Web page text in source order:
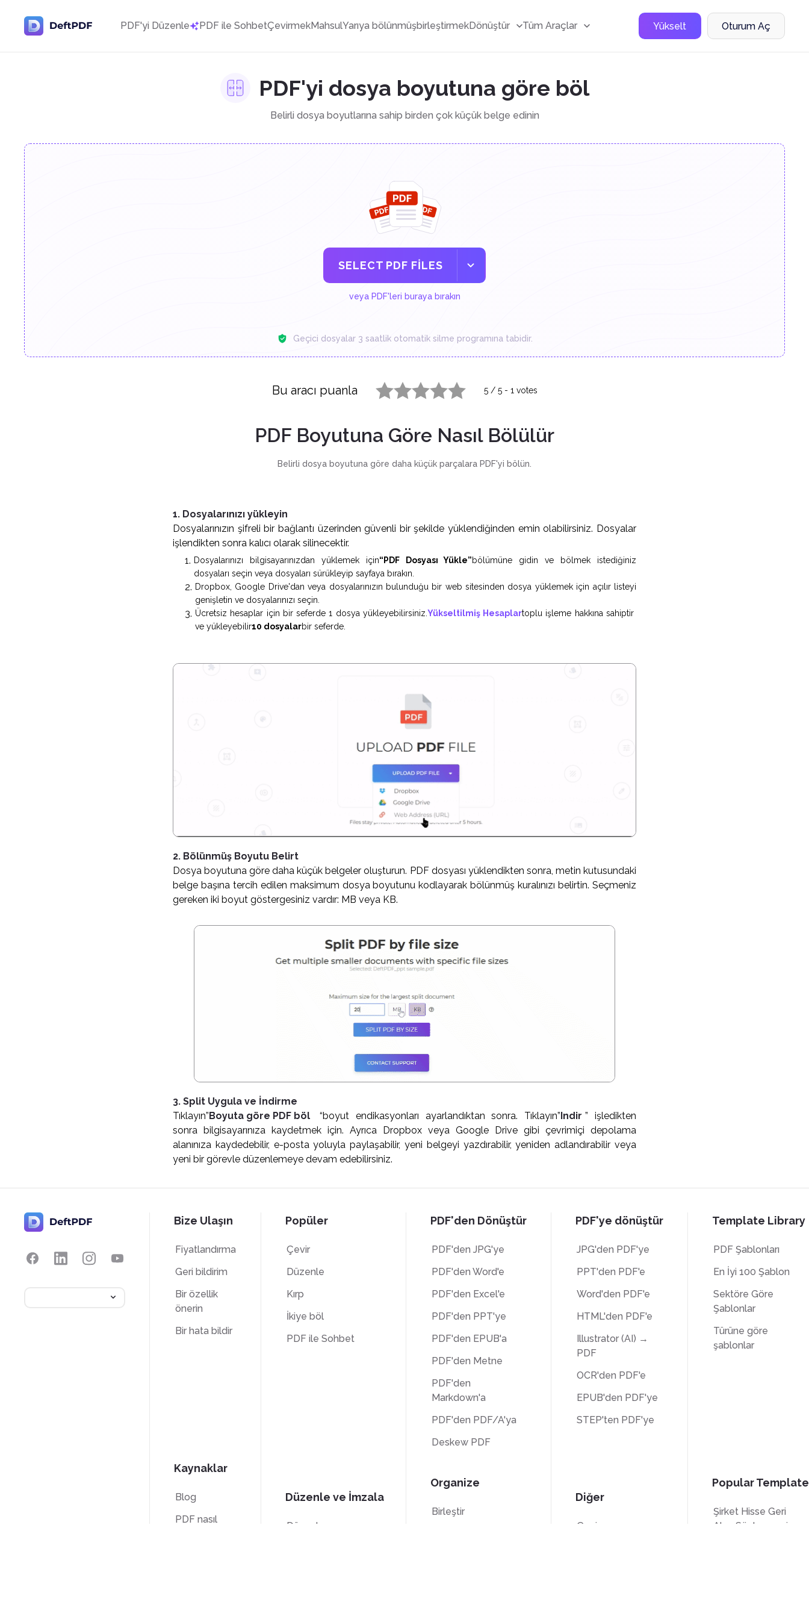
PDF'yi Düzenle PDF ile SohbetÇevirmekMahsulYarıya bölünmüşbirleştirmekDönüştür Tüm Araçlar Yükselt Oturum Aç
PDF'yi dosya boyutuna göre böl
Belirli dosya boyutlarına sahip birden çok küçük belge edinin
SELECT PDF FILES
veya PDF'leri buraya bırakın
Geçici dosyalar 3 saatlik otomatik silme programına tabidir.
Bu aracı puanla 5/ 5- 1 votes
PDF Boyutuna Göre Nasıl Bölülür
Belirli dosya boyutuna göre daha küçük parçalara PDF'yi bölün.
1. Dosyalarınızı yükleyin
Dosyalarınızın şifreli bir bağlantı üzerinden güvenli bir şekilde yüklendiğinden emin olabilirsiniz. Dosyalar
işlendikten sonra kalıcı olarak silinecektir.
Dosyalarınızı bilgisayarınızdan yüklemek için“PDF Dosyası Yükle”bölümüne gidin ve bölmek istediğiniz
dosyaları seçin veya dosyaları sürükleyip sayfaya bırakın.
Dropbox, Google Drive'dan veya dosyalarınızın bulunduğu bir web sitesinden dosya yüklemek için açılır listeyi
genişletin ve dosyalarınızı seçin.
Ücretsiz hesaplar için bir seferde 1 dosya yükleyebilirsiniz. Yükseltilmiş Hesaplartoplu işleme hakkına sahiptir
ve yükleyebilir10 dosyalarbir seferde.
2. Bölünmüş Boyutu Belirt
Dosya boyutuna göre daha küçük belgeler oluşturun. PDF dosyası yüklendikten sonra, metin kutusundaki
belge başına tercih edilen maksimum dosya boyutunu kodlayarak bölünmüş kuralınızı belirtin. Seçmeniz
gereken iki boyut göstergesiniz vardır: MB veya KB.
3. Split Uygula ve İndirme
Tıklayın”Boyuta göre PDF böl “boyut endikasyonları ayarlandıktan sonra. Tıklayın”Indir ” işledikten
sonra bilgisayarınıza kaydetmek için. Ayrıca Dropbox veya Google Drive gibi çevrimiçi depolama
alanınıza kaydedebilir, e-posta yoluyla paylaşabilir, yeni belgeyi yazdırabilir, yeniden adlandırabilir veya
yeni bir görevle düzenlemeye devam edebilirsiniz.
Bize Ulaşın
Fiyatlandırma
Geri bildirim
Bir özellik
önerin
Bir hata bildir
Kaynaklar
Blog
PDF nasıl
Popüler
Çevir
Düzenle
Kırp
İkiye böl
PDF ile Sohbet
Düzenle ve İmzala
Düzenle
PDF'den Dönüştür
PDF'den JPG'ye
PDF'den Word'e
PDF'den Excel'e
PDF'den PPT'ye
PDF'den EPUB'a
PDF'den Metne
PDF'den
Markdown'a
PDF'den PDF/A'ya
Deskew PDF
Organize
Birleştir
PDF'ye dönüştür
JPG'den PDF'ye
PPT'den PDF'e
Word'den PDF'e
HTML'den PDF'e
Illustrator (AI) →
PDF
OCR'den PDF'e
EPUB'den PDF'ye
STEP'ten PDF'ye
Diğer
Çevir
Template Library
PDF Şablonları
En İyi 100 Şablon
Sektöre Göre
Şablonlar
Türüne göre
şablonlar
Popular
Şirket Hisse Geri
Alım Sözleşmesi